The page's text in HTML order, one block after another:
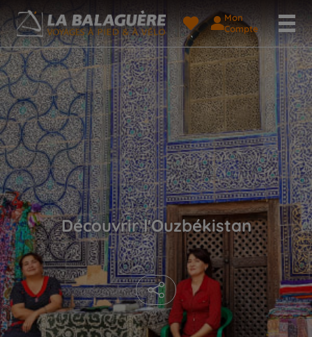
Mon
Compte
Découvrir l'Ouzbékistan